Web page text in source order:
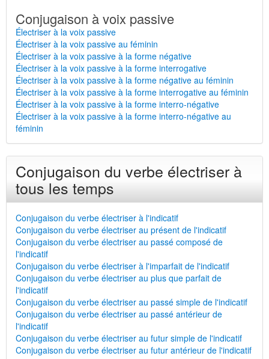
Conjugaison à voix passive
Électriser à la voix passive
Électriser à la voix passive au féminin
Électriser à la voix passive à la forme négative
Électriser à la voix passive à la forme interrogative
Électriser à la voix passive à la forme négative au féminin
Électriser à la voix passive à la forme interrogative au féminin
Électriser à la voix passive à la forme interro-négative
Électriser à la voix passive à la forme interro-négative au
féminin
Conjugaison du verbe électriser à
tous les temps
Conjugaison du verbe électriser à l'indicatif
Conjugaison du verbe électriser au présent de l'indicatif
Conjugaison du verbe électriser au passé composé de
l'indicatif
Conjugaison du verbe électriser à l'imparfait de l'indicatif
Conjugaison du verbe électriser au plus que parfait de
l'indicatif
Conjugaison du verbe électriser au passé simple de l'indicatif
Conjugaison du verbe électriser au passé antérieur de
l'indicatif
Conjugaison du verbe électriser au futur simple de l'indicatif
Conjugaison du verbe électriser au futur antérieur de l'indicatif